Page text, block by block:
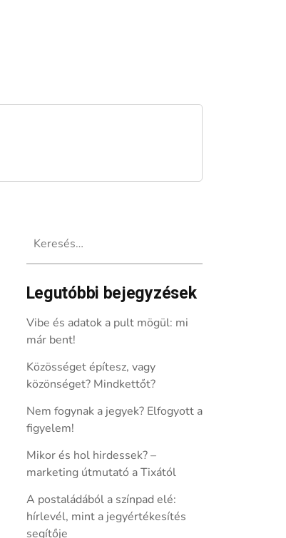
Legutóbbi bejegyzések
Vibe és adatok a pult mögül: mi
már bent!
Közösséget építesz, vagy
közönséget? Mindkettőt?
Nem fogynak a jegyek? Elfogyott a
figyelem!
Mikor és hol hirdessek? –
marketing útmutató a Tixától
A postaládából a színpad elé:
hírlevél, mint a jegyértékesítés
segítője